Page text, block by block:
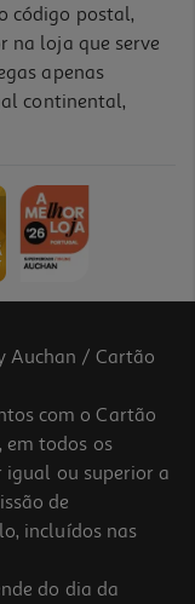
Decorado
código postal,
na loja que serve
apenas
continental,
Auchan / Cartão
com o Cartão
em todos os
ou superior a
de
incluídos nas
do dia da